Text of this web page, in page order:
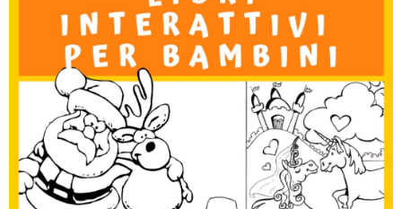
Le Emozioni Universali
Pizza A Lunga Lievitazione
Preparato Per Cioccolata In Tazza